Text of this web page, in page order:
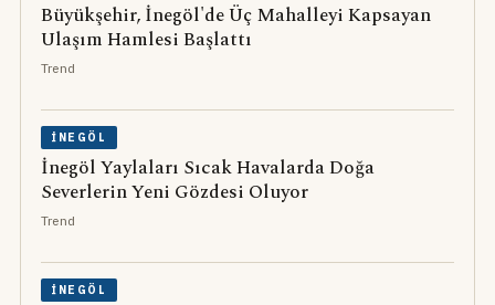
Büyükşehir, İnegöl'de Üç Mahalleyi Kapsayan
Ulaşım Hamlesi Başlattı
Trend
İNEGÖL
İnegöl Yaylaları Sıcak Havalarda Doğa
Severlerin Yeni Gözdesi Oluyor
Trend
İNEGÖL